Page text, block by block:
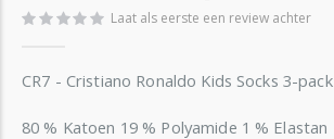
de
gallerij
Laat als eerste een review achter
CR7 - Cristiano Ronaldo Kids Socks 3-pack
80 % Katoen 19 % Polyamide 1 % Elastan